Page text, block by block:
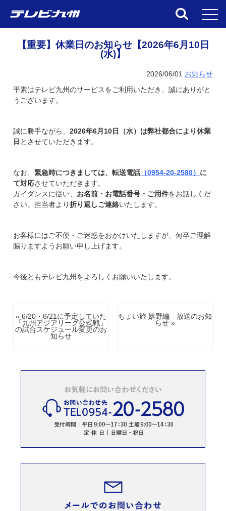
【重要】休業日のお知らせ【2026年6月10日
(水)】
2026/06/01 お知らせ
平素はテレビ九州のサービスをご利用いただき、誠にありがと
うございます。
誠に勝手ながら、2026年6月10日（水）は弊社都合により休業
日 とさせていただきます。
なお、 緊急時につきましては、転送電話（0954-20-2580） に
て対応させていただきます。
ガイダンスに従い、 お名前・お電話番号・ご用件をお話しくだ
さい。担当者より折り返しご連絡いたします。
お客様にはご不便・ご迷惑をおかけいたしますが、何卒ご理解
賜りますようお願い申し上げます。
今後ともテレビ九州をよろしくお願いいたします。
« 6/20・6/21に予定していた
「九州アジアリーグ公式戦」
の試合スケジュール変更のお
知らせ
ちょい旅 嬉野編 放送のお知
らせ »